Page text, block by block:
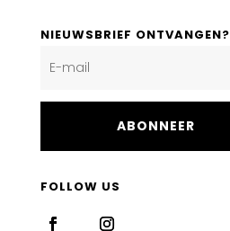
NIEUWSBRIEF ONTVANGEN?
ABONNEER
FOLLOW US